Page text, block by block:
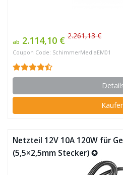
ab 2.114,10 € 2.261,13 €
Coupon Code: SchimmerMediaEM01
Netzteil 12V 10A 120W für
(5,5×2,5mm Stecker) ✪